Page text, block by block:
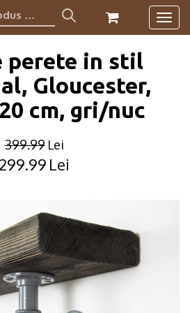
perete in stil
Gloucester,
cm, gri/nuc
399.99 Lei
Original
399.99lei.
299.99 Lei
Current
299.99lei.